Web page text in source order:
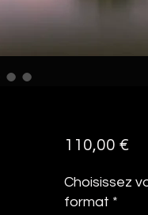
110,00 €Prix
Choisissez
format *